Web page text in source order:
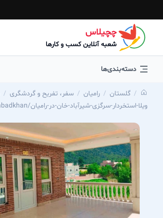
چچیلاس
شعبه آنلاین کسب و کارها
دسته‌بندی‌ها
گلستان رامیان سفر، تفریح و گردشگری
https://chechilas.com/villa-sargazi-shirabadkhan/ویلا-استخردار-سرگزی-شیرآباد-خان-در-رامیان